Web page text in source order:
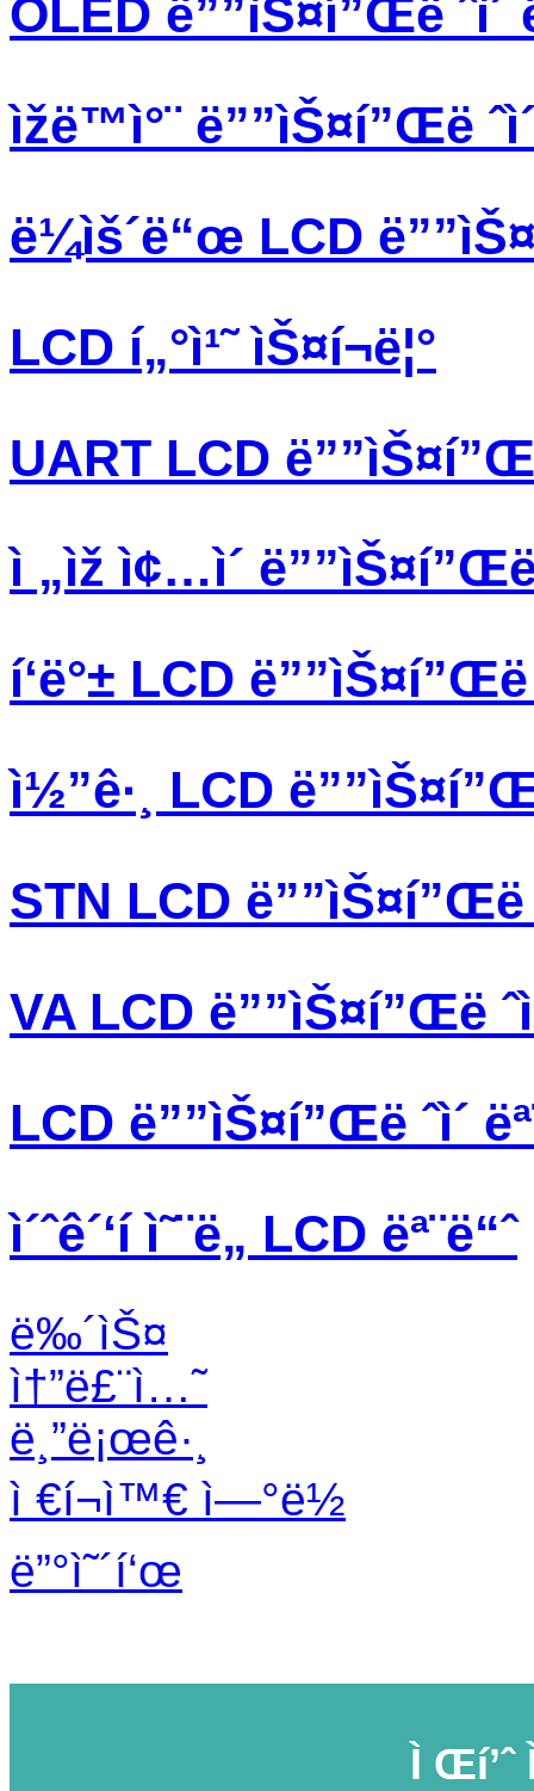
OLED ë””ìŠ¤í”Œë ˆì´
ìžë™ì°¨ ë””ìŠ¤í”Œë
ë¼ìš´ë“œ LCD
LCD í„°ì¹˜ ìŠ¤í¬ë¦°
UART LCD ë””ìŠ¤í”Œë
ì „ìž ì¢…ì´ ë””ìŠ¤í”Œë
í‘ë°± LCD ë””ìŠ¤í”Œë
ì½”ê·¸ LCD
STN LCD ë””ìŠ¤í”Œë
VA LCD ë””ìŠ¤í”Œë
LCD ë””ìŠ¤í”Œë ˆì´
ì´ˆê´‘í­ ì˜¨ë„ LCD ëª¨ë“ˆ
ë‰´ìŠ¤
ì†”ë£¨ì…˜
ë¸”ë¡œê·¸
ì €í¬ì™€ ì—°ë½
ë”°ì˜´í‘œ
Ì Œí’ˆ